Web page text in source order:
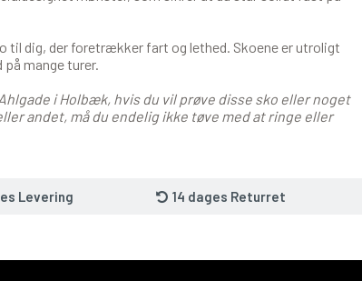
til dig, der foretrækker fart og lethed. Skoene er utroligt
mange turer.
i Holbæk, hvis du vil prøve disse sko eller noget
andet, må du endelig ikke tøve med at ringe eller
Levering 14 dages Returret